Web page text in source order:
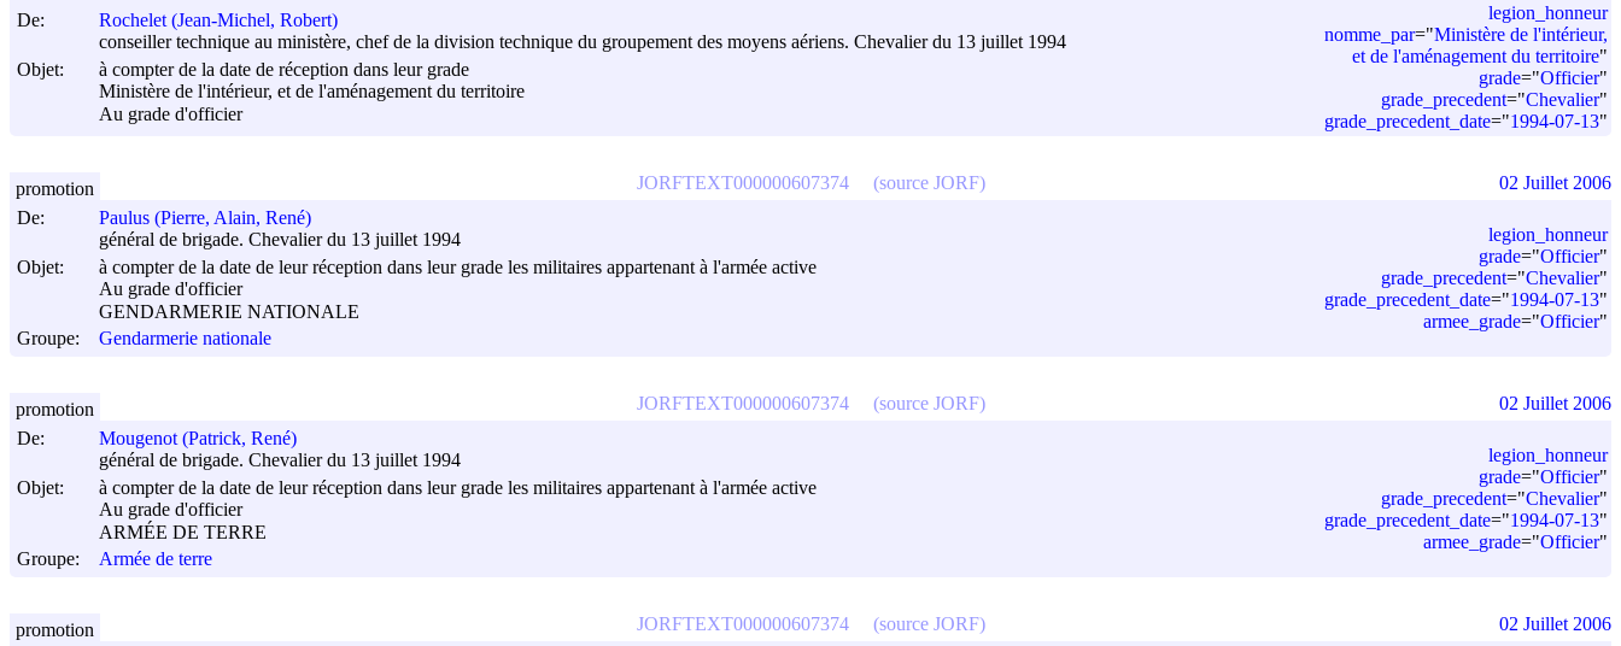
De:
Rochelet (Jean-Michel, Robert)
conseiller technique au ministère, chef de la division technique du groupement des moyens aériens. Chevalier du 13 juillet 1994
Objet:
à compter de la date de réception dans leur grade
Ministère de l'intérieur, et de l'aménagement du territoire
Au grade d'officier
legion_honneur
nomme_par="Ministère de l'intérieur,
et de l'aménagement du territoire"
grade="Officier"
grade_precedent="Chevalier"
grade_precedent_date="1994-07-13"
De:
Paulus (Pierre, Alain, René)
général de brigade. Chevalier du 13 juillet 1994
Objet:
à compter de la date de leur réception dans leur grade les militaires appartenant à l'armée active
Au grade d'officier
GENDARMERIE NATIONALE
Groupe:
Gendarmerie nationale
legion_honneur
grade="Officier"
grade_precedent="Chevalier"
grade_precedent_date="1994-07-13"
armee_grade="Officier"
JORFTEXT000000607374 (source JORF)
promotion 02 Juillet 2006
De:
Mougenot (Patrick, René)
général de brigade. Chevalier du 13 juillet 1994
Objet:
à compter de la date de leur réception dans leur grade les militaires appartenant à l'armée active
Au grade d'officier
ARMÉE DE TERRE
Groupe:
Armée de terre
legion_honneur
grade="Officier"
grade_precedent="Chevalier"
grade_precedent_date="1994-07-13"
armee_grade="Officier"
JORFTEXT000000607374 (source JORF)
promotion 02 Juillet 2006
JORFTEXT000000607374 (source JORF)
promotion 02 Juillet 2006